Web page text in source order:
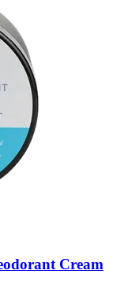
Cream